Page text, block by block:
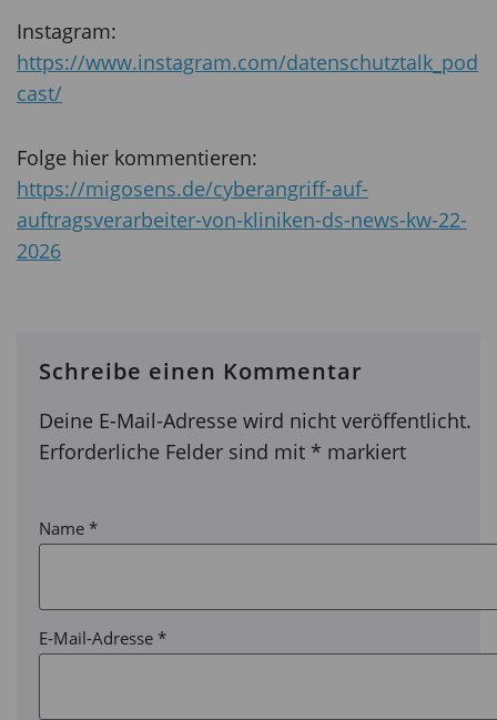
Instagram:
https://www.instagram.com/datenschutztalk_pod
cast/
Folge hier kommentieren:
https://migosens.de/cyberangriff-auf-
auftragsverarbeiter-von-kliniken-ds-news-kw-22-
2026
Schreibe einen Kommentar
Deine E-Mail-Adresse wird nicht veröffentlicht.
Erforderliche Felder sind mit * markiert
Name *
E-Mail-Adresse *